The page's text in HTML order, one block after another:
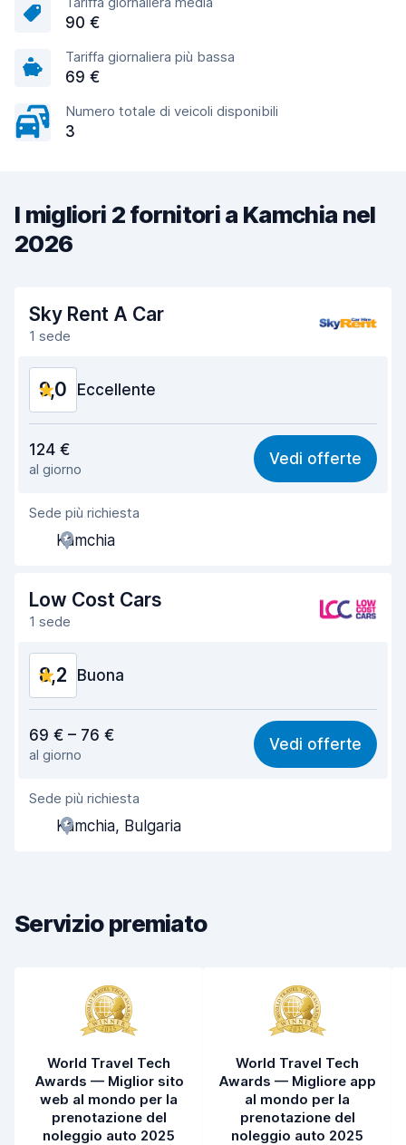
90 €
Tariffa giornaliera più bassa
69 €
Numero totale di veicoli disponibili
3
I migliori 2 fornitori a Kamchia nel
2026
Sky Rent A Car
1 sede
9,0 Eccellente
9,6
Facile da trovare 8,2
Gentilezza degli agenti
Rapidità del ritiro
Rapidità della riconsegna 8,2
Condizioni dell'auto
124 €
al giorno
Vedi offerte
Sede più richiesta
Kamchia
Low Cost Cars
1 sede
8,2 Buona
8,0
Facile da trovare 8,2
Gentilezza degli agenti
Rapidità del ritiro
Pulizia del veicolo
69 € – 76 €
al giorno
Vedi offerte
Sede più richiesta
Kamchia, Bulgaria
Servizio premiato
World Travel Tech
Awards — Miglior sito
web al mondo per la
prenotazione del
noleggio auto 2025
World Travel Tech
Awards — Migliore app
al mondo per la
prenotazione del
noleggio auto 2025